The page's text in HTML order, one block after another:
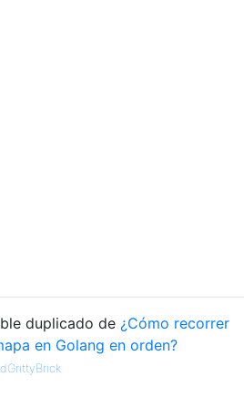
duplicado de ¿Cómo recorrer
en Golang en orden?